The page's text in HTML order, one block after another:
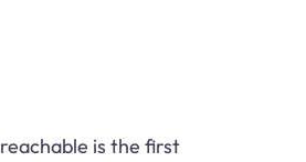
is the first